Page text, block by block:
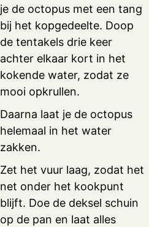
je de octopus met een tang
bij het kopgedeelte. Doop
de tentakels drie keer
achter elkaar kort in het
kokende water, zodat ze
mooi opkrullen.
Daarna laat je de octopus
helemaal in het water
zakken.
Zet het vuur laag, zodat het
net onder het kookpunt
blijft. Doe de deksel schuin
op de pan en laat alles